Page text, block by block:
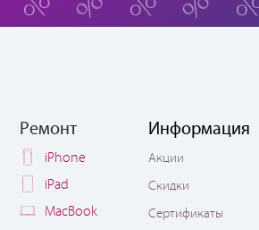
Ремонт
iPhone
iPad
MacBook
Информация
Акции
Скидки
Сертификаты